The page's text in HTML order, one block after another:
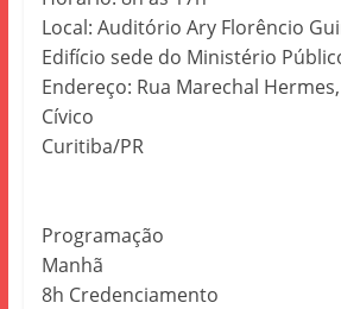
Local: Auditório Ary Florêncio
Edifício sede do Ministério
Endereço: Rua Marechal
Cívico
Curitiba/PR
Programação
Manhã
8h Credenciamento